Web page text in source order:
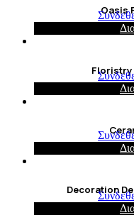
Oasis
Floristry
Decoration